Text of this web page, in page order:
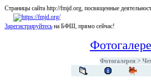
Страницы сайта http://fmjd.org, посвященные
Зарегистрируйтесь на БФШ, прямо сейчас!
Фотогалерея >